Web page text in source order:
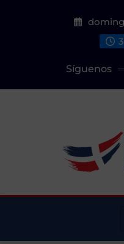
Síguenos